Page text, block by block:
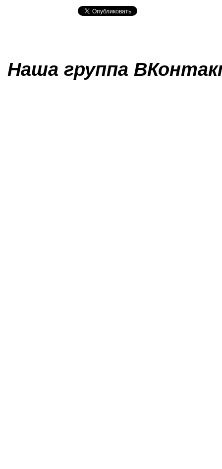
Наша группа